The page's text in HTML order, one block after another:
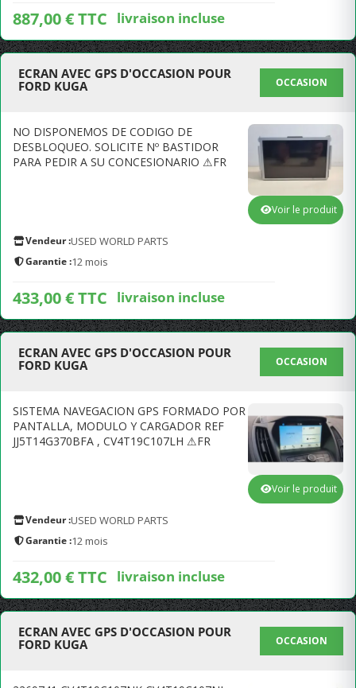
887,00 € TTC livraison incluse
ECRAN AVEC GPS D'OCCASION POUR
FORD KUGA
OCCASION
NO DISPONEMOS DE CODIGO DE
DESBLOQUEO. SOLICITE Nº BASTIDOR
PARA PEDIR A SU CONCESIONARIO ⚠FR
Vendeur :USED WORLD PARTS
Garantie :12 mois
433,00 € TTC livraison incluse
Voir le produit
ECRAN AVEC GPS D'OCCASION POUR
FORD KUGA
OCCASION
SISTEMA NAVEGACION GPS FORMADO POR
PANTALLA, MODULO Y CARGADOR REF
JJ5T14G370BFA , CV4T19C107LH ⚠FR
Vendeur :USED WORLD PARTS
Garantie :12 mois
432,00 € TTC livraison incluse
Voir le produit
ECRAN AVEC GPS D'OCCASION POUR
FORD KUGA
OCCASION